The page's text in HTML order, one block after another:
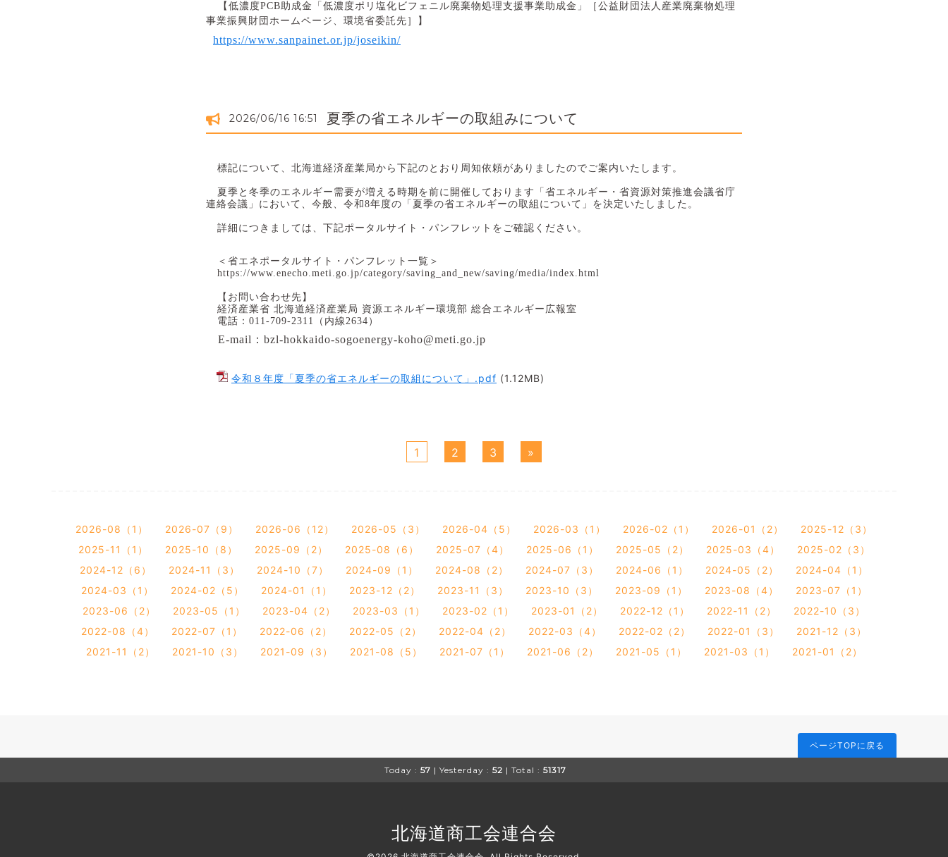
【低濃度PCB助成金「低濃度ポリ塩化ビフェニル廃棄物処理支援事業助成金」［公益財団法人産業廃棄物処理
事業振興財団ホームページ、環境省委託先］】
https://www.sanpainet.or.jp/joseikin/
2026/06/16 16:51 夏季の省エネルギーの取組みについて
標記について、北海道経済産業局から下記のとおり周知依頼がありましたのでご案内いたします。
夏季と冬季のエネルギー需要が増える時期を前に開催しております「省エネルギー・省資源対策推進会議省庁
連絡会議」において、今般、令和 8年度の「夏季の省エネルギーの取組について」を決定いたしました。
詳細につきましては、下記ポータルサイト・パンフレットをご確認ください。
＜省エネポータルサイト・パンフレット一覧＞
https://www.enecho.meti.go.jp/category/saving_and_new/saving/media/index.html
【お問い合わせ先】
経済産業省 北海道経済産業局 資源エネルギー環境部 総合エネルギー広報室
電話： 011-709-2311 （内線2634 ）
E-mail ： bzl-hokkaido-sogoenergy-koho@meti.go.jp
令和８年度「夏季の省エネルギーの取組について」.pdf (1.12MB)
1 2 3 »
2026-08（1） 2026-07（9） 2026-06（12） 2026-05（3） 2026-04（5） 2026-03（1） 2026-02（1） 2026-01（2）
2025-12（3）
2025-11（1）
2025-10（8） 2025-09（2） 2025-08（6） 2025-07（4） 2025-06（1） 2025-05（2） 2025-03（4）
2025-02（3）
2024-12（6）
2024-11（3） 2024-10（7） 2024-09（1） 2024-08（2） 2024-07（3） 2024-06（1） 2024-05（2）
2024-04（1）
2024-03（1）
2024-02（5） 2024-01（1） 2023-12（2） 2023-11（3） 2023-10（3） 2023-09（1） 2023-08（4）
2023-07（1）
2023-06（2）
2023-05（1） 2023-04（2） 2023-03（1） 2023-02（1） 2023-01（2） 2022-12（1） 2022-11（2）
2022-10（3）
2022-08（4）
2022-07（1） 2022-06（2） 2022-05（2） 2022-04（2） 2022-03（4） 2022-02（2） 2022-01（3）
2021-12（3）
2021-11（2）
2021-10（3） 2021-09（3） 2021-08（5） 2021-07（1） 2021-06（2） 2021-05（1） 2021-03（1） 2021-01（2）
ページTOPに戻る
Today : 57 | Yesterday : 52 | Total : 51317
北海道商工会連合会